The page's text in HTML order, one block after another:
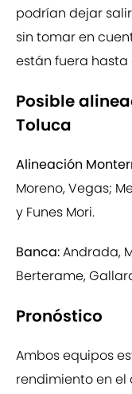
podrían dejar
sin tomar en
están fuera hasta
Posible
Toluca
Alineación
Moreno, Vegas;
y Funes Mori.
Banca:Andrada,
Berterame,
Pronóstico
Ambos equipos
rendimiento en el